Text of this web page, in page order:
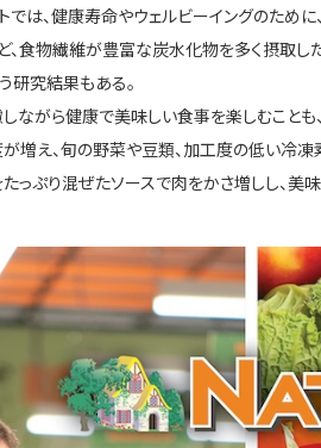
では、健康寿命やウェルビーイングのため
、食物繊維が豊富な炭水化物を多く摂取し
研究結果もある。
ながら健康で美味しい食事を楽しむことも
増え、旬の野菜や豆類、加工度の低い冷
っぷり混ぜたソースで肉をかさ増しし、美